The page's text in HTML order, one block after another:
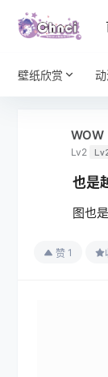
壁纸欣赏
WOW
Lv2
也是
图也
赞 1